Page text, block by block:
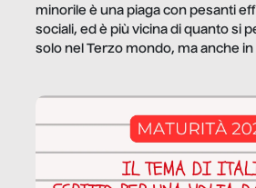
minorile è una piaga con pesanti
sociali, ed è più vicina di quanto si
solo nel Terzo mondo, ma anche in